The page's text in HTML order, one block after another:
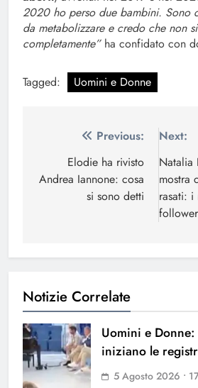
2020 ho perso due bambini. Sono
da metabolizzare e credo che non
completamente” ha confidato con
Tagged: Uomini e Donne
Navigazione
articoli
Previous:
Elodie ha rivisto
Andrea Iannone: cosa
si sono detti
Next:
Natalia
mostra
rasati: i
follower
Notizie Correlate
Uomini e
iniziano le
5 Agosto 2026 •